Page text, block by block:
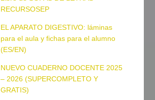
RECURSOSEP
EL APARATO DIGESTIVO: láminas
para el aula y fichas para el alumno
(ES/EN)
NUEVO CUADERNO DOCENTE 2025
– 2026 (SUPERCOMPLETO Y
GRATIS)